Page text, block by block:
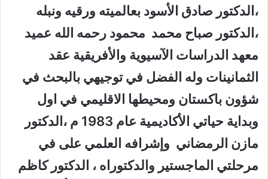
،الدكتور صادق الأسود بعالميته ورقيه ونبله
،الدكتور صباح محمد محمود رحمه الله عميد
معهد الدراسات الآسيوية والأفريقية عقد
الثمانينات وله الفضل في توجيهي بالبحث في
شؤون باكستان ومحيطها الاقليمي في اول
وبداية حياتي الأكاديمية عام 1983 م ،الدكتور
مازن الرمضاني وإشرافه العلمي على في
مرحلتي الماجستير والدكتوراه ، الدكتور كاظم